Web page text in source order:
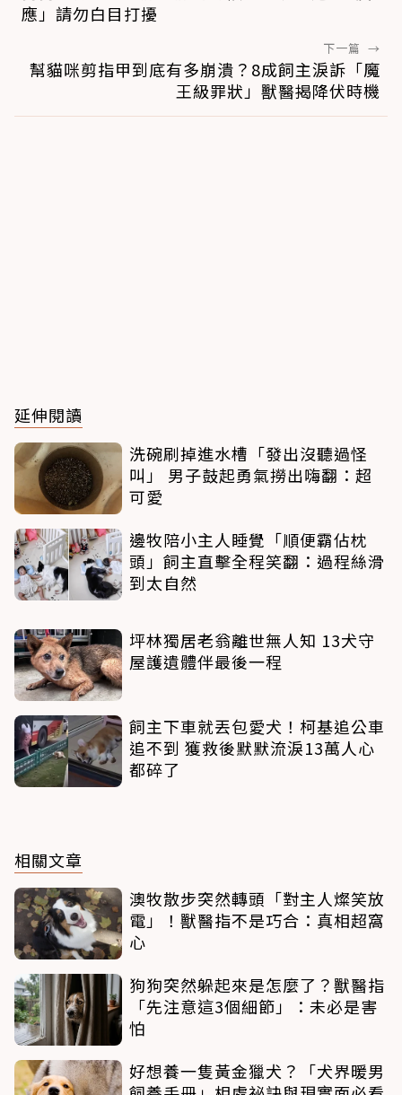
應」請勿白目打擾
下一篇 →
幫貓咪剪指甲到底有多崩潰？8成飼主淚訴「魔
王級罪狀」獸醫揭降伏時機
延伸閱讀
洗碗刷掉進水槽「發出沒聽過怪
叫」 男子鼓起勇氣撈出嗨翻：超
可愛
邊牧陪小主人睡覺「順便霸佔枕
頭」飼主直擊全程笑翻：過程絲滑
到太自然
坪林獨居老翁離世無人知 13犬守
屋護遺體伴最後一程
飼主下車就丟包愛犬！柯基追公車
追不到 獲救後默默流淚13萬人心
都碎了
相關文章
澳牧散步突然轉頭「對主人燦笑放
電」！獸醫指不是巧合：真相超窩
心
狗狗突然躲起來是怎麼了？獸醫指
「先注意這3個細節」：未必是害
怕
好想養一隻黃金獵犬？「犬界暖男